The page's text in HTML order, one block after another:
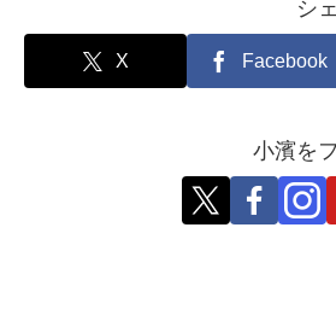
シ
X Facebook
小濱を